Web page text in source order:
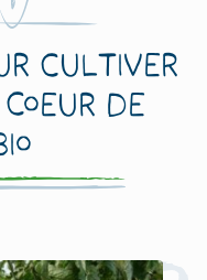
cultiver
de